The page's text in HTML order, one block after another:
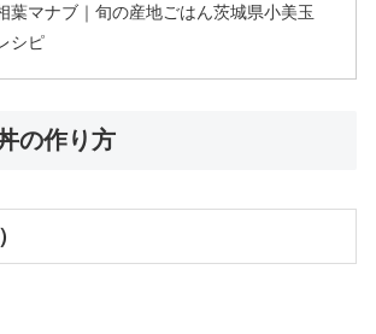
葉マナブ｜旬の産地ごはん茨城県小美玉
シピ
の作り方